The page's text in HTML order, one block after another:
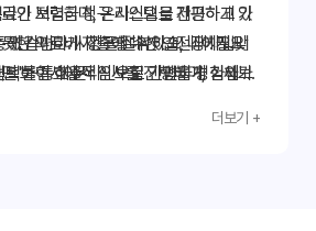
인 보험금 청구 시스템을 제공하고 있
험사에서 심사를 진행하며, 심사가
온라인으로 간편하게 가
절약하고, 나에게 맞
하여 효율적인 보험 가입을 경험해보
한 의료비 지출에 대한 안전장치입니
로 간편하게 가입 절
더보기 +